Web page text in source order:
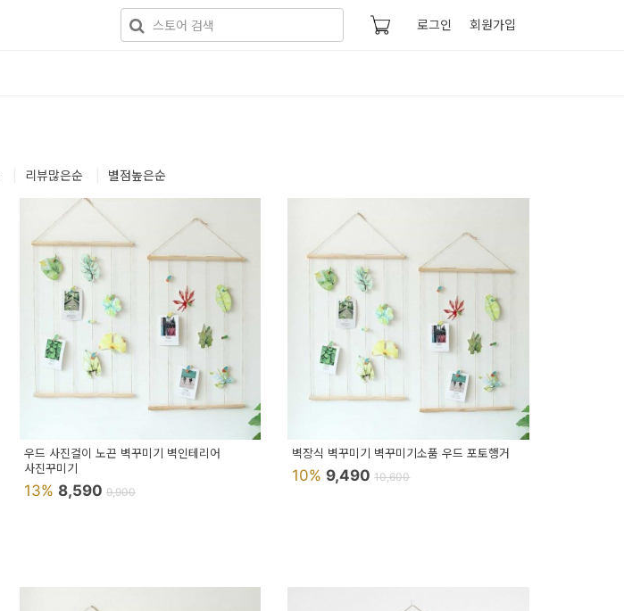
로그인 회원가입
리뷰많은순 별점높은순
우드 사진걸이 노끈 벽꾸미기 벽인테리어
사진꾸미기
13% 8,590 9,900
벽장식 벽꾸미기 벽꾸미기소품 우드 포토행거
10% 9,49010,600